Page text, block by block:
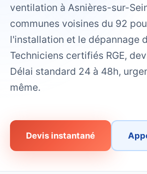
ventilation à Asnières-sur-
communes voisines du 92
l'installation et le dépannage
Techniciens certifiés RGE,
Délai standard 24 à 48h,
même.
Devis instantané